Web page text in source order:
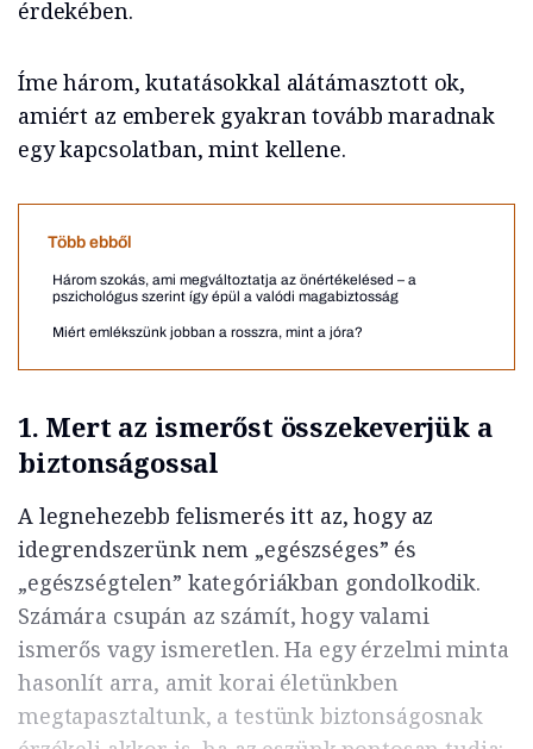
érdekében.
Íme három, kutatásokkal alátámasztott ok,
amiért az emberek gyakran tovább maradnak
egy kapcsolatban, mint kellene.
Több ebből
Három szokás, ami megváltoztatja az önértékelésed – a
pszichológus szerint így épül a valódi magabiztosság
Miért emlékszünk jobban a rosszra, mint a jóra?
1. Mert az ismerőst összekeverjük a
biztonságossal
A legnehezebb felismerés itt az, hogy az
idegrendszerünk nem „egészséges” és
„egészségtelen” kategóriákban gondolkodik.
Számára csupán az számít, hogy valami
ismerős vagy ismeretlen. Ha egy érzelmi minta
hasonlít arra, amit korai életünkben
megtapasztaltunk, a testünk biztonságosnak